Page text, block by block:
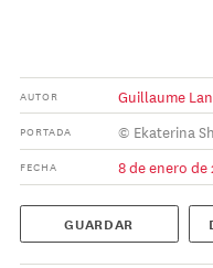
AUTOR Guillaume
PORTADA © Ekaterina
FECHA 8 de enero de
GUARDAR